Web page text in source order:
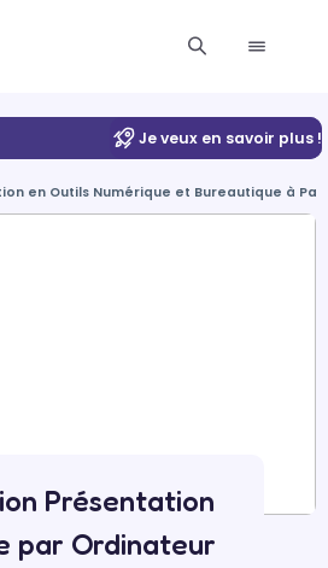
Je veux en savoir plus !
en Outils Numérique et Bureautique à
Présentation
par Ordinateur